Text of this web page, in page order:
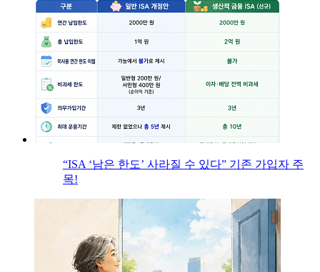
“ISA ‘남은 한도’ 사라질 수 있다” 기존 가입자 주
목!